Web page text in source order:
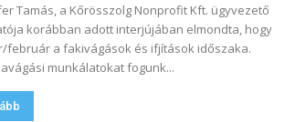
Tamás, a Kőrösszolg Nonprofit Kft. ügyvezető
korábban adott interjújában elmondta, hogy
február a fakivágások és ifjítások időszaka.
munkálatokat fogunk...